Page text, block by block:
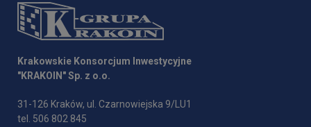
Krakowskie Konsorcjum Inwestycyjne
"KRAKOIN" Sp. z o.o.
31-126 Kraków, ul. Czarnowiejska 9/LU1
tel. 506 802 845